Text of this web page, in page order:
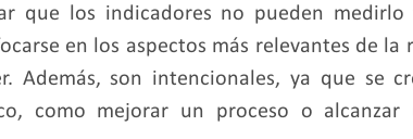
que los indicadores no pueden medirlo
en los aspectos más relevantes de la
Además, son intencionales, ya que se
como mejorar un proceso o alcanzar